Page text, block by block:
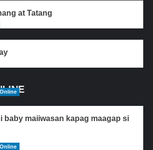
at Tatang
baby maiiwasan kapag maagap si